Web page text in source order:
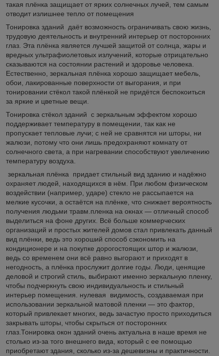
такая плёнка защищает от ярких солнечных лучей, тем самым
отводит излишнее тепло от помещения
Тонировка зданий даёт возможность ограничивать свою жизнь,
трудовую деятельность и внутренний интерьер от посторонних
глаз. Эта плёнка является лучшей защитой от солнца, жары и
вредных ультрафиолетовых излучений, которые отрицательно
сказываются на состоянии растений и здоровье человека.
Естественно, зеркальная плёнка хорошо защищает мебель,
обои, лакированные поверхности от выгорания, и при
тонировании стёкол такой плёнкой не придётся беспокоиться
за яркие и цветные вещи.
Тонировка стёкол зданий с зеркальным эффектом хорошо
поддерживает температуру в помещении, так как не
пропускает тепловые лучи; с ней не сравнятся ни шторы, ни
жалюзи, потому что они лишь предохраняют комнату от
солнечного света, а при нагревании способствуют увеличению
температуру воздуха.
зеркальная плёнка придает стильный вид зданию и надёжно
охраняет людей, находящихся в нём. При любом физическом
воздействии (например, ударе) стекло не рассыпается на
мелкие кусочки, а остаётся на плёнке, что снижает вероятность
получения людьми травм.пленка на окнах ― отличный способ
выделиться на фоне других. Всё больше коммерческих
организаций и простых жителей домов стал привлекать данный
вид плёнки, ведь это хороший способ сэкономить на
кондиционере и на покупке дорогостоящих штор и жалюзи,
ведь со временем они всё равно выгорают и приходят в
негодность, а плёнка прослужит долгие годы. Люди, ценящие
деловой и строгий стиль, выбирают именно зеркальную пленку,
чтобы подчеркнуть свою индивидуальность и стильный
интерьер помещения. нулевая видимость, создаваемая при
использовании зеркальной матовой пленки ― это фактор,
который привлекает многих, ведь зачастую просто приходиться
закрывать шторы, чтобы скрыться от посторонних
глаз.Тонировка окон зданий очень актуальна в наше время не
столько из-за того внешнего вида, который с ее помощью
приобретают здания, сколько из-за дешевизны и практичности.